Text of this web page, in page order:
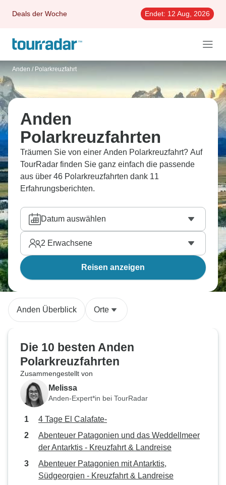
Deals der Woche Endet: 12 Aug, 2026
Anden / Polarkreuzfahrt
Anden
Polarkreuzfahrten
Träumen Sie von einer Anden Polarkreuzfahrt? Auf
TourRadar finden Sie ganz einfach die passende
aus über 46 Polarkreuzfahrten dank 11
Erfahrungsberichten.
Datum auswählen
2 Erwachsene
Reisen anzeigen
Anden Überblick Orte
Die 10 besten Anden
Polarkreuzfahrten
Zusammengestellt von
Melissa
Anden-Expert*in bei TourRadar
4 Tage El Calafate-
Abenteuer Patagonien und das Weddellmeer
der Antarktis - Kreuzfahrt & Landreise
Abenteuer Patagonien mit Antarktis,
Südgeorgien - Kreuzfahrt & Landreise